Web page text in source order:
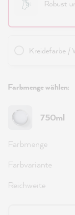
Robust
Kreidefarbe /
Farbmenge wählen:
750ml
Farbmenge
Farbvariante
Reichweite